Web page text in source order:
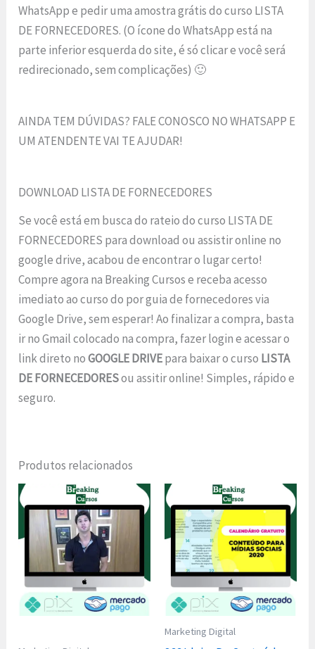
WhatsApp e pedir uma amostra grátis do curso LISTA
DE FORNECEDORES. (O ícone do WhatsApp está na
parte inferior esquerda do site, é só clicar e você será
redirecionado, sem complicações) 🙂
AINDA TEM DÚVIDAS? FALE CONOSCO NO WHATSAPP E
UM ATENDENTE VAI TE AJUDAR!
DOWNLOAD LISTA DE FORNECEDORES
Se você está em busca do rateio do curso LISTA DE
FORNECEDORES para download ou assistir online no
google drive, acabou de encontrar o lugar certo!
Compre agora na Breaking Cursos e receba acesso
imediato ao curso do por guia de fornecedores via
Google Drive, sem esperar! Ao finalizar a compra, basta
ir no Gmail colocado na compra, fazer login e acessar o
link direto noGOOGLE DRIVEpara baixar o curso LISTA
DE FORNECEDORESou assitir online! Simples, rápido e
seguro.
Produtos relacionados
Marketing Digital